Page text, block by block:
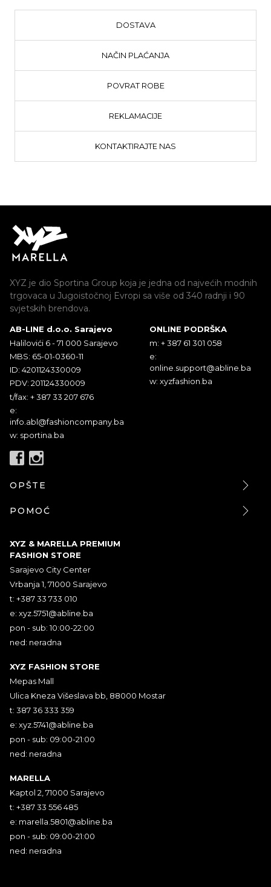
DOSTAVA
NAČIN PLAĆANJA
POVRAT ROBE
REKLAMACIJE
KONTAKTIRAJTE NAS
XYZ je dio Sportina Group koja je jedna od najvećih modnih
trgovaca u Jugoistočnoj Evropi sa više od 340 radnji i 90
svjetskih brendova.
AB-LINE d.o.o. Sarajevo
Halilovići 6 - 71 000 Sarajevo
MBS: 65-01-0360-11
ID: 4201124330009
PDV: 201124330009
t/fax: + 387 33 207 676
e:
info.abl@fashioncompany.ba
w: sportina.ba
ONLINE PODRŠKA
m: + 387 61 301 058
e:
online.support@abline.ba
w: xyzfashion.ba
OPŠTE
POMOĆ
XYZ & MARELLA PREMIUM
FASHION STORE
Sarajevo City Center
Vrbanja 1, 71000 Sarajevo
t: +387 33 733 010
e: xyz.5751@abline.ba
pon - sub: 10:00-22:00
ned: neradna
XYZ FASHION STORE
Mepas Mall
Ulica Kneza Višeslava bb, 88000 Mostar
t: 387 36 333 359
e: xyz.5741@abline.ba
pon - sub: 09:00-21:00
ned: neradna
MARELLA
Kaptol 2, 71000 Sarajevo
t: +387 33 556 485
e: marella.5801@abline.ba
pon - sub: 09:00-21:00
ned: neradna